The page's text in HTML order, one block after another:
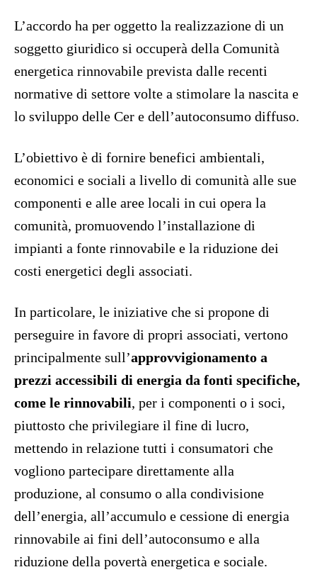
L’accordo ha per oggetto la realizzazione di un
soggetto giuridico si occuperà della Comunità
energetica rinnovabile prevista dalle recenti
normative di settore volte a stimolare la nascita e
lo sviluppo delle Cer e dell’autoconsumo diffuso.
L’obiettivo è di fornire benefici ambientali,
economici e sociali a livello di comunità alle sue
componenti e alle aree locali in cui opera la
comunità, promuovendo l’installazione di
impianti a fonte rinnovabile e la riduzione dei
costi energetici degli associati.
In particolare, le iniziative che si propone di
perseguire in favore di propri associati, vertono
principalmente sull’approvvigionamento a
prezzi accessibili di energia da fonti specifiche,
come le rinnovabili, per i componenti o i soci,
piuttosto che privilegiare il fine di lucro,
mettendo in relazione tutti i consumatori che
vogliono partecipare direttamente alla
produzione, al consumo o alla condivisione
dell’energia, all’accumulo e cessione di energia
rinnovabile ai fini dell’autoconsumo e alla
riduzione della povertà energetica e sociale.